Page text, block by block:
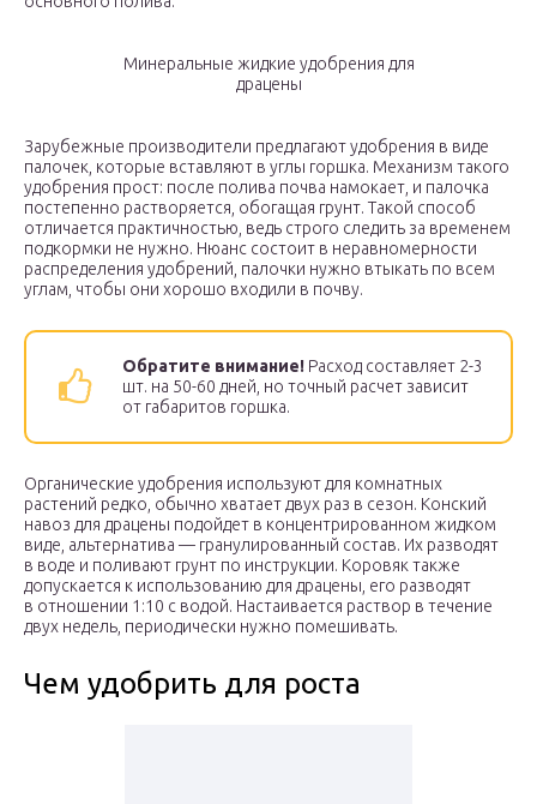
Минеральные жидкие удобрения для
драцены
Зарубежные производители предлагают удобрения в виде
палочек, которые вставляют в углы горшка. Механизм такого
удобрения прост: после полива почва намокает, и палочка
постепенно растворяется, обогащая грунт. Такой способ
отличается практичностью, ведь строго следить за временем
подкормки не нужно. Нюанс состоит в неравномерности
распределения удобрений, палочки нужно втыкать по всем
углам, чтобы они хорошо входили в почву.
Обратите внимание! Расход составляет 2-3
шт. на 50-60 дней, но точный расчет зависит
от габаритов горшка.
Органические удобрения используют для комнатных
растений редко, обычно хватает двух раз в сезон. Конский
навоз для драцены подойдет в концентрированном жидком
виде, альтернатива — гранулированный состав. Их разводят
в воде и поливают грунт по инструкции. Коровяк также
допускается к использованию для драцены, его разводят
в отношении 1:10 с водой. Настаивается раствор в течение
двух недель, периодически нужно помешивать.
Чем удобрить для роста